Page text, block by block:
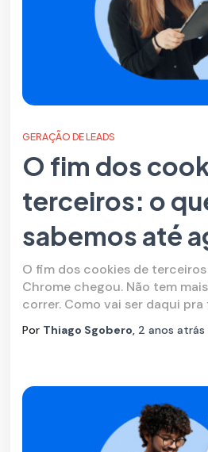
GERAÇÃO DE LEADS
O fim dos
terceiros: o
sabemos até
O fim dos cookies de
Chrome chegou. Não tem
correr. Como vai ser daqui
Por Thiago Sgobero, 2 anos atrás